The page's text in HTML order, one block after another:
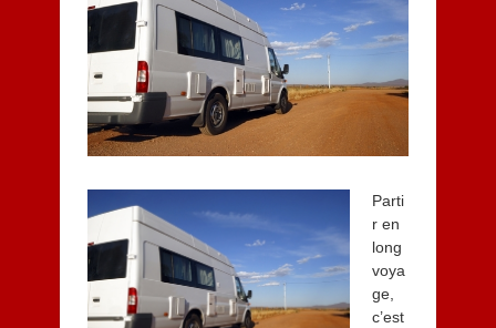
1
Parti
r en
long
voya
ge,
c’est